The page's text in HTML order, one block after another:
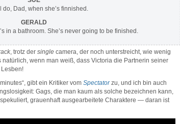
do, Dad, when she’s finnished.
GERALD
in a bathroom. She’s never going to be finished.
, trotz der single camera, der noch unterstreicht, wie wenig
natürlich, wenn man weiß, dass Victoria die Partnerin seiner
Lesben!
gibt ein Kritiker vom Spectatorzu, und ich bin auch
Gags, die man kaum als solche bezeichnen kann,
grauenhaft ausgearbeitete Charaktere — daran ist